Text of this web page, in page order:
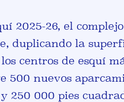
2025-26, el
duplicando la
centros de esquí
500 nuevos
250 000 pies